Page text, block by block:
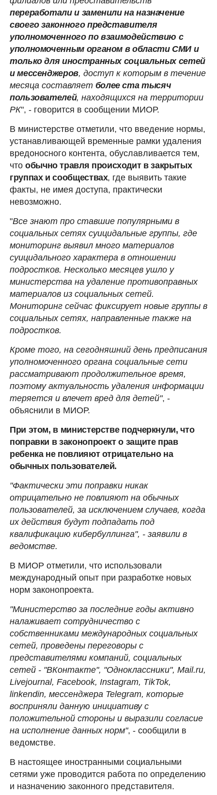
переработали и заменили на назначение
своего законного представителя
уполномоченного по взаимодействию с
уполномоченным органом в области СМИ и
только для иностранных социальных сетей
и мессенджеров, доступ к которым в течение
месяца составляет более ста тысяч
пользователей, находящихся на территории
РК", - говорится в сообщении МИОР.
В министерстве отметили, что введение нормы,
устанавливающей временные рамки удаления
вредоносного контента, обуславливается тем,
что обычно травля происходит в закрытых
группах и сообществах, где выявить такие
факты, не имея доступа, практически
невозможно.
"Все знают про ставшие популярными в
социальных сетях суицидальные группы, где
мониторинг выявил много материалов
суицидального характера в отношении
подростков. Несколько месяцев ушло у
министерства на удаление противоправных
материалов из социальных сетей.
Мониторинг сейчас фиксирует новые группы в
социальных сетях, направленные также на
подростков.
Кроме того, на сегодняшний день предписания
уполномоченного органа социальные сети
рассматривают продолжительное время,
поэтому актуальность удаления информации
теряется и влечет вред для детей", -
объяснили в МИОР.
При этом, в министерстве подчеркнули, что
поправки в законопроект о защите прав
ребенка не повлияют отрицательно на
обычных пользователей.
"Фактически эти поправки никак
отрицательно не повлияют на обычных
пользователей, за исключением случаев, когда
их действия будут подпадать под
квалификацию кибербуллинга", - заявили в
ведомстве.
В МИОР отметили, что использовали
международный опыт при разработке новых
норм законопроекта.
"Министерство за последние годы активно
налаживает сотрудничество с
собственниками международных социальных
сетей, проведены переговоры с
представителями компаний, социальных
сетей - "ВКонтакте", "Одноклассники", Mail.ru,
Livejournal, Facebook, Instagram, TikTok,
linkendin, мессенджера Telegram, которые
восприняли данную инициативу с
положительной стороны и выразили согласие
на исполнение данных норм", - сообщили в
ведомстве.
В настоящее иностранными социальными
сетями уже проводится работа по определению
и назначению законного представителя.